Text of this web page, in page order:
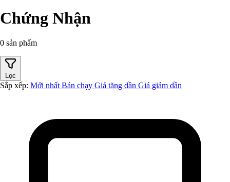
Chứng Nhận
0 sản phẩm
Lọc
Sắp xếp: Mới nhất Bán chạy Giá tăng dần Giá giảm dần